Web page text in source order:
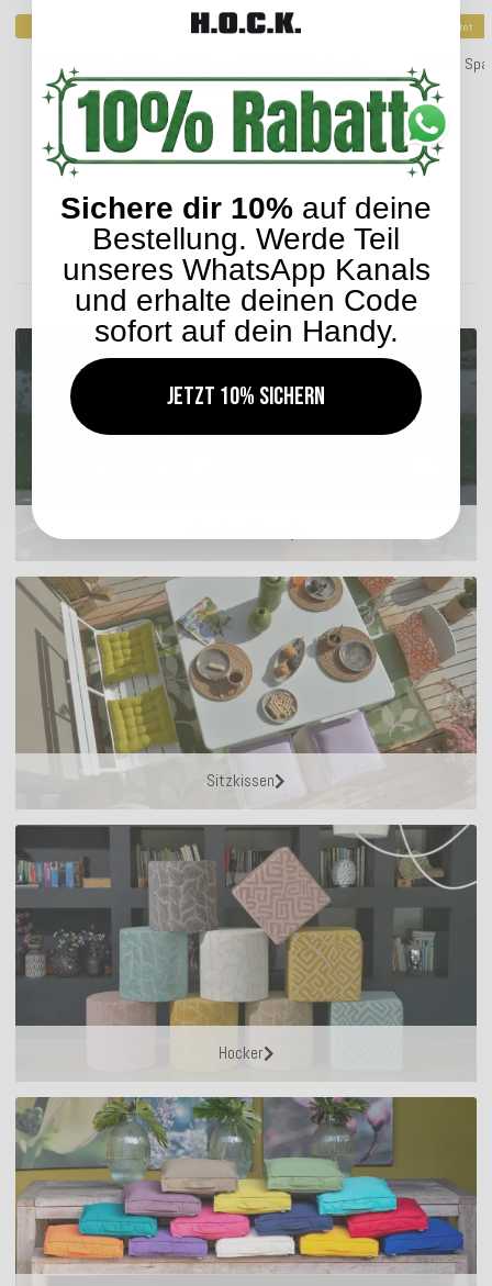
Top bewertet
H.O.C.K. Caribe Outdoor Sitzkissen MINNI 35x35x2cm in
verschiedenen Farben
13,90 €
Lieferzeit: ca. 2-4 Werktage
Top bewertet
H.O.C.K.
ENTDECKEN SIE UNSER SORTIMENT
Sitzkissen
Hocker
Sichere dir 10% auf deine
Bestellung. Werde Teil
unseres WhatsApp Kanals
und erhalte deinen Code
sofort auf dein Handy.
Jetzt 10% sichern